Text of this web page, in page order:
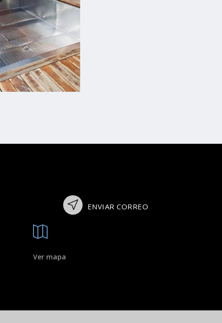
ENVIAR CORREO
Ver mapa